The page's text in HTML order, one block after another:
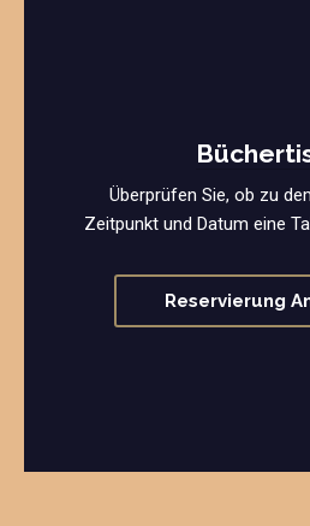
Überprüfen Sie, ob zu
Zeitpunkt und Datum eine
Reservierung